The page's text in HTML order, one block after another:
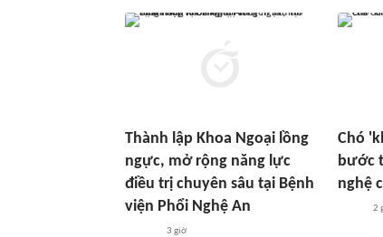
Thành lập Khoa Ngoại lồng
ngực, mở rộng năng lực
điều trị chuyên sâu tại Bệnh
viện Phổi Nghệ An
3 giờ
Chó
bước
nghệ
2